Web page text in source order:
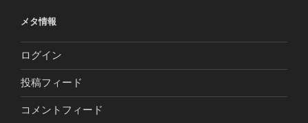
メタ情報
ログイン
投稿フィード
コメントフィード